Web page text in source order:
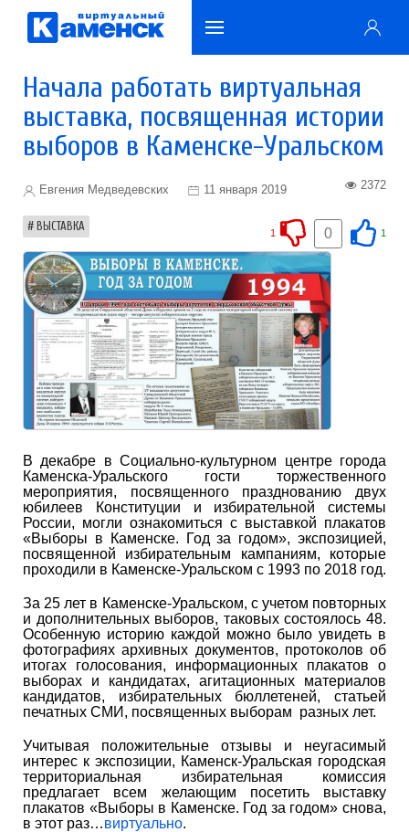
Начала работать виртуальная
выставка, посвященная истории
выборов в Каменске-Уральском
Евгения Медведевских 11 января 2019 2372
ВЫСТАВКА 1
0
1
В декабре в Социально-культурном центре города
Каменска-Уральского гости торжественного
мероприятия, посвященного празднованию двух
юбилеев Конституции и избирательной системы
России, могли ознакомиться с выставкой плакатов
«Выборы в Каменске. Год за годом», экспозицией,
посвященной избирательным кампаниям, которые
проходили в Каменске-Уральском с 1993 по 2018 год.
За 25 лет в Каменске-Уральском, с учетом повторных
и дополнительных выборов, таковых состоялось 48.
Особенную историю каждой можно было увидеть в
фотографиях архивных документов, протоколов об
итогах голосования, информационных плакатов о
выборах и кандидатах, агитационных материалов
кандидатов, избирательных бюллетеней, статьей
печатных СМИ, посвященных выборам разных лет.
Учитывая положительные отзывы и неугасимый
интерес к экспозиции, Каменск-Уральская городская
территориальная избирательная комиссия
предлагает всем желающим посетить выставку
плакатов «Выборы в Каменске. Год за годом» снова,
в этот раз…виртуально.